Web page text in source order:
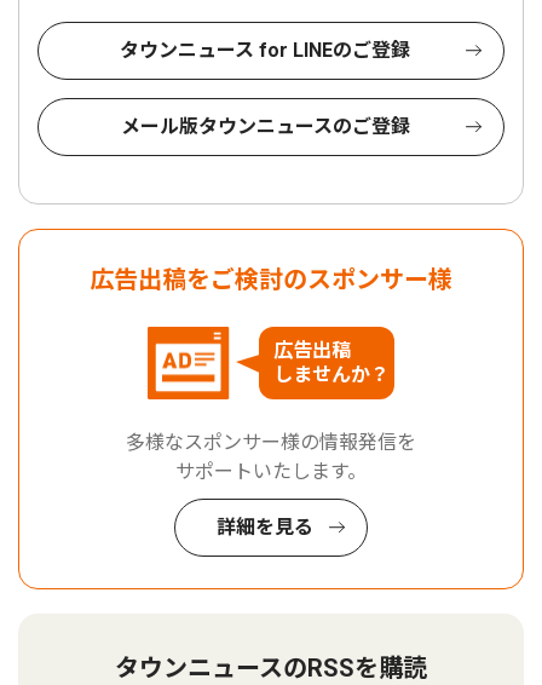
タウンニュース for LINEのご登録
メール版タウンニュースのご登録
広告出稿をご検討のスポンサー様
広告出稿
しませんか？
多様なスポンサー様の情報発信を
サポートいたします。
詳細を見る
タウンニュースのRSSを購読